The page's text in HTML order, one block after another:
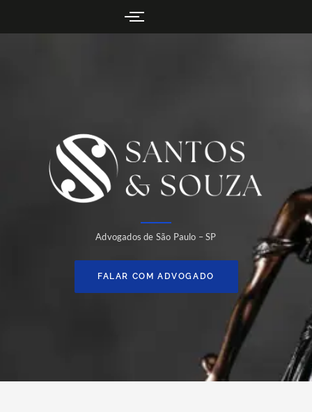
Advogados de São Paulo – SP
FALAR COM ADVOGADO